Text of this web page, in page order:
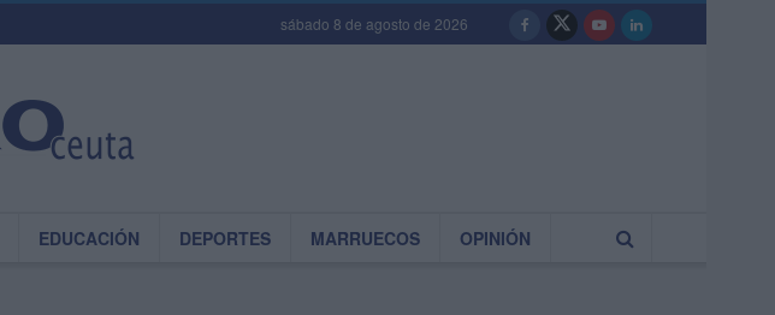
sábado 8 de agosto de 2026
EDUCACIÓN DEPORTES MARRUECOS OPINIÓN